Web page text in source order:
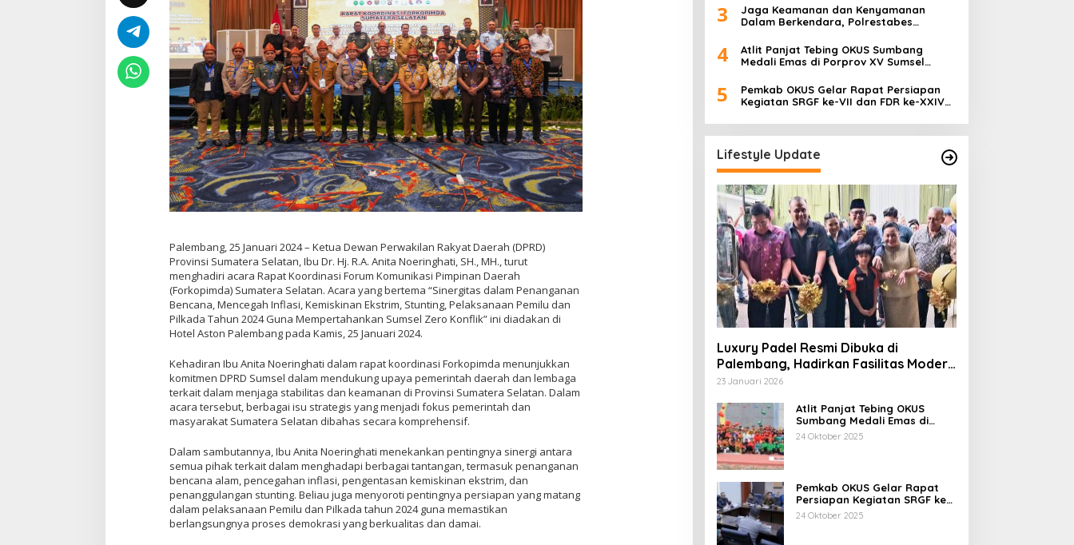
Palembang, 25 Januari 2024 – Ketua Dewan Perwakilan Rakyat Daerah (DPRD)
Provinsi Sumatera Selatan, Ibu Dr. Hj. R.A. Anita Noeringhati, SH., MH., turut
menghadiri acara Rapat Koordinasi Forum Komunikasi Pimpinan Daerah
(Forkopimda) Sumatera Selatan. Acara yang bertema “Sinergitas dalam Penanganan
Bencana, Mencegah Inflasi, Kemiskinan Ekstrim, Stunting, Pelaksanaan Pemilu dan
Pilkada Tahun 2024 Guna Mempertahankan Sumsel Zero Konflik” ini diadakan di
Hotel Aston Palembang pada Kamis, 25 Januari 2024.
Kehadiran Ibu Anita Noeringhati dalam rapat koordinasi Forkopimda menunjukkan
komitmen DPRD Sumsel dalam mendukung upaya pemerintah daerah dan lembaga
terkait dalam menjaga stabilitas dan keamanan di Provinsi Sumatera Selatan. Dalam
acara tersebut, berbagai isu strategis yang menjadi fokus pemerintah dan
masyarakat Sumatera Selatan dibahas secara komprehensif.
Dalam sambutannya, Ibu Anita Noeringhati menekankan pentingnya sinergi antara
semua pihak terkait dalam menghadapi berbagai tantangan, termasuk penanganan
bencana alam, pencegahan inflasi, pengentasan kemiskinan ekstrim, dan
penanggulangan stunting. Beliau juga menyoroti pentingnya persiapan yang matang
dalam pelaksanaan Pemilu dan Pilkada tahun 2024 guna memastikan
berlangsungnya proses demokrasi yang berkualitas dan damai.
3
Jaga Keamanan dan Kenyamanan
Dalam Berkendara, Polrestabes
2025
4
Atlit Panjat Tebing OKUS Sumbang
Medali Emas di Porprov XV Sumsel
5
Pemkab OKUS Gelar Rapat Persiapan
Kegiatan SRGF ke-VII dan FDR ke-XXIV
Lifestyle Update
Luxury Padel Resmi Dibuka di
Palembang, Hadirkan Fasilitas Modern
Berstandar Nasional
23 Januari 2026
Atlit Panjat Tebing OKUS
Sumbang Medali Emas di
Porprov XV Sumsel Tahun
2025.
24 Oktober 2025
Pemkab OKUS Gelar Rapat
Persiapan Kegiatan SRGF ke-
VII dan FDR ke-XXIV Tahun
2025
24 Oktober 2025